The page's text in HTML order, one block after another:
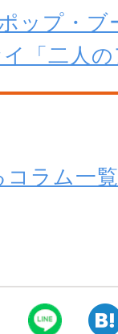
ップ・ブ
「二人
ラム一